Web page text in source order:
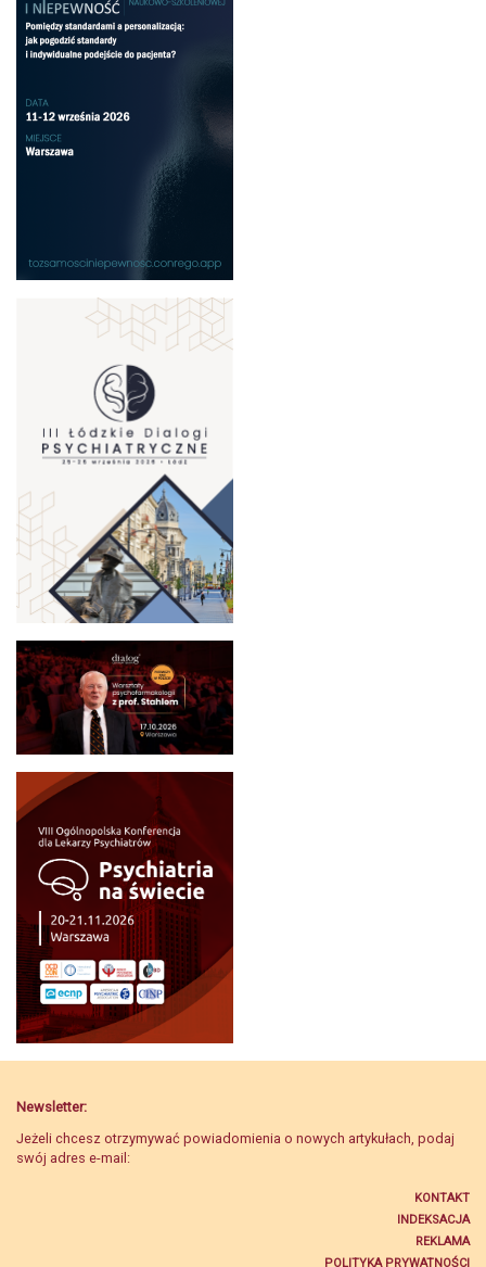
Newsletter:
Jeżeli chcesz otrzymywać powiadomienia o nowych artykułach, podaj
swój adres e-mail:
KONTAKT
INDEKSACJA
REKLAMA
POLITYKA PRYWATNOŚCI